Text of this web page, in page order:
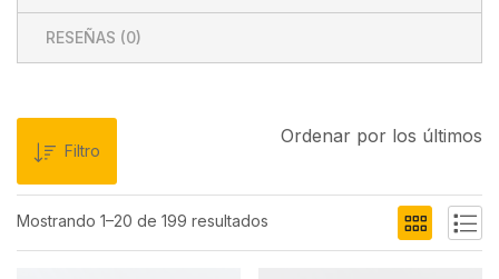
RESEÑAS (0)
Mostrando 1–20 de 199 resultados
Filtro
Ordenar por los últimos